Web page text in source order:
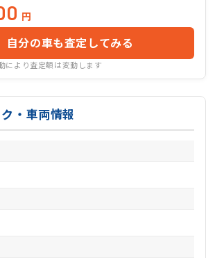
円
自分の車も査定してみる
により査定額は変動します
・車両情報